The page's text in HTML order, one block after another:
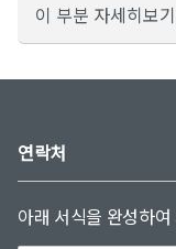
이 부분 자세히보기
연락처
아래 서식을 완성하